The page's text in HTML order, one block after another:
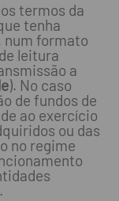
termos da
tenha
num formato
leitura
a
). No caso
de fundos de
ao exercício
ou das
no regime